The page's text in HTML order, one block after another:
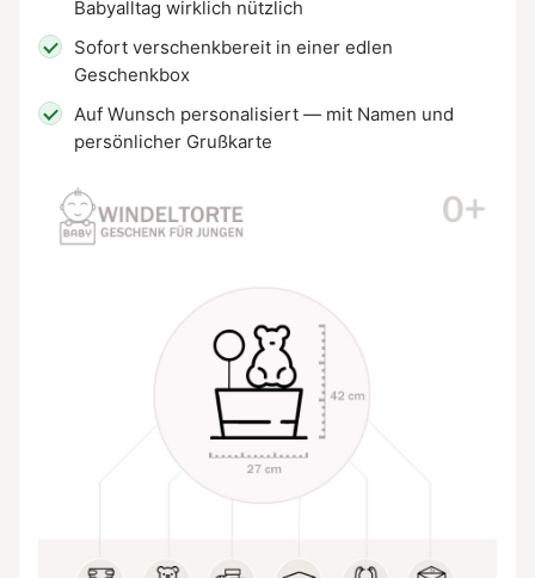
Babyalltag wirklich nützlich
Sofort verschenkbereit in einer edlen
Geschenkbox
Auf Wunsch personalisiert — mit Namen und
persönlicher Grußkarte